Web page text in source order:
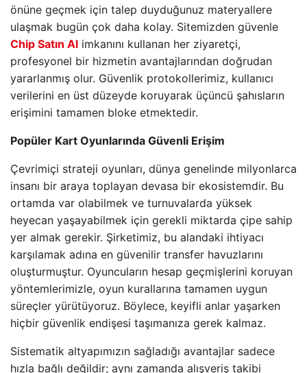
önüne geçmek için talep duyduğunuz materyallere
ulaşmak bugün çok daha kolay. Sitemizden güvenle
Chip Satın Al imkanını kullanan her ziyaretçi,
profesyonel bir hizmetin avantajlarından doğrudan
yararlanmış olur. Güvenlik protokollerimiz, kullanıcı
verilerini en üst düzeyde koruyarak üçüncü şahısların
erişimini tamamen bloke etmektedir.
Popüler Kart Oyunlarında Güvenli Erişim
Çevrimiçi strateji oyunları, dünya genelinde milyonlarca
insanı bir araya toplayan devasa bir ekosistemdir. Bu
ortamda var olabilmek ve turnuvalarda yüksek
heyecan yaşayabilmek için gerekli miktarda çipe sahip
yer almak gerekir. Şirketimiz, bu alandaki ihtiyacı
karşılamak adına en güvenilir transfer havuzlarını
oluşturmuştur. Oyuncuların hesap geçmişlerini koruyan
yöntemlerimizle, oyun kurallarına tamamen uygun
süreçler yürütüyoruz. Böylece, keyifli anlar yaşarken
hiçbir güvenlik endişesi taşımanıza gerek kalmaz.
Sistematik altyapımızın sağladığı avantajlar sadece
hızla bağlı değildir; aynı zamanda alışveriş takibi